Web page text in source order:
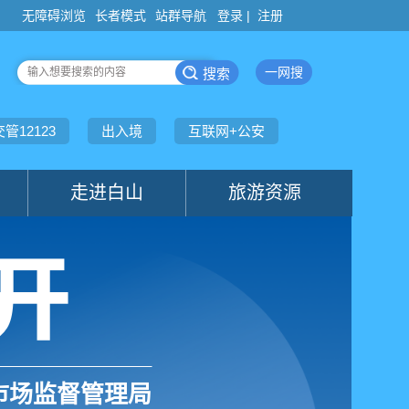
登录 | 注册
场监督管理局